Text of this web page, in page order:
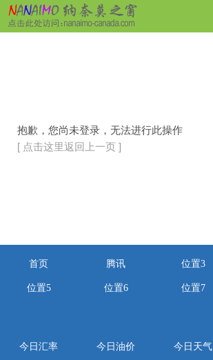
抱歉，您尚未登录，无法进行此操作
[ 点击这里返回上一页 ]
首页 腾讯 位置3
位置5 位置6 位置7
今日汇率 今日油价 今日天气